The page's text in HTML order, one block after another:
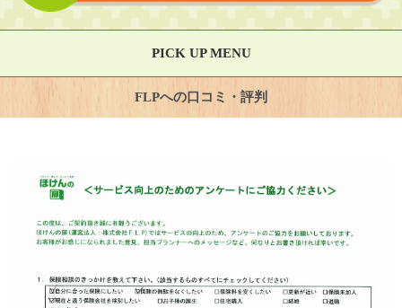
PICK UP MENU
FLPへの口コミ・評判